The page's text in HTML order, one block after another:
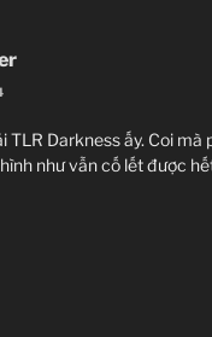
TLR Darkness ấy. Coi mà
như vẫn cố lết được